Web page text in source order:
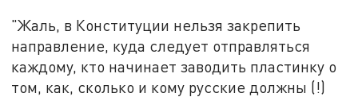
"Жаль, в Конституции нельзя закрепить
направление, куда следует отправляться
каждому, кто начинает заводить пластинку о
том, как, сколько и кому русские должны (!)